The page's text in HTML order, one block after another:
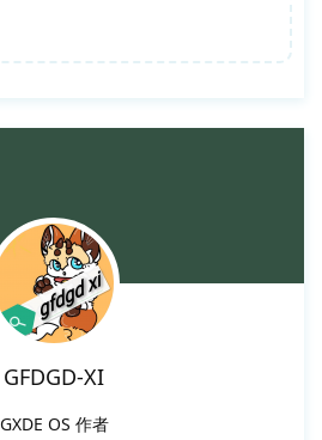
GFDGD-XI
GXDE OS 作者